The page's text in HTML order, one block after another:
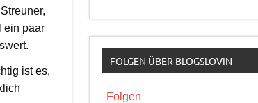
ein paar
ist es,
FOLGEN ÜBER BLOGSLOVIN
Folgen